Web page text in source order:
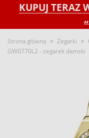
KUPUJ TERAZ
Strona główna » Zegarki »
GW0770L2 - zegarek damski